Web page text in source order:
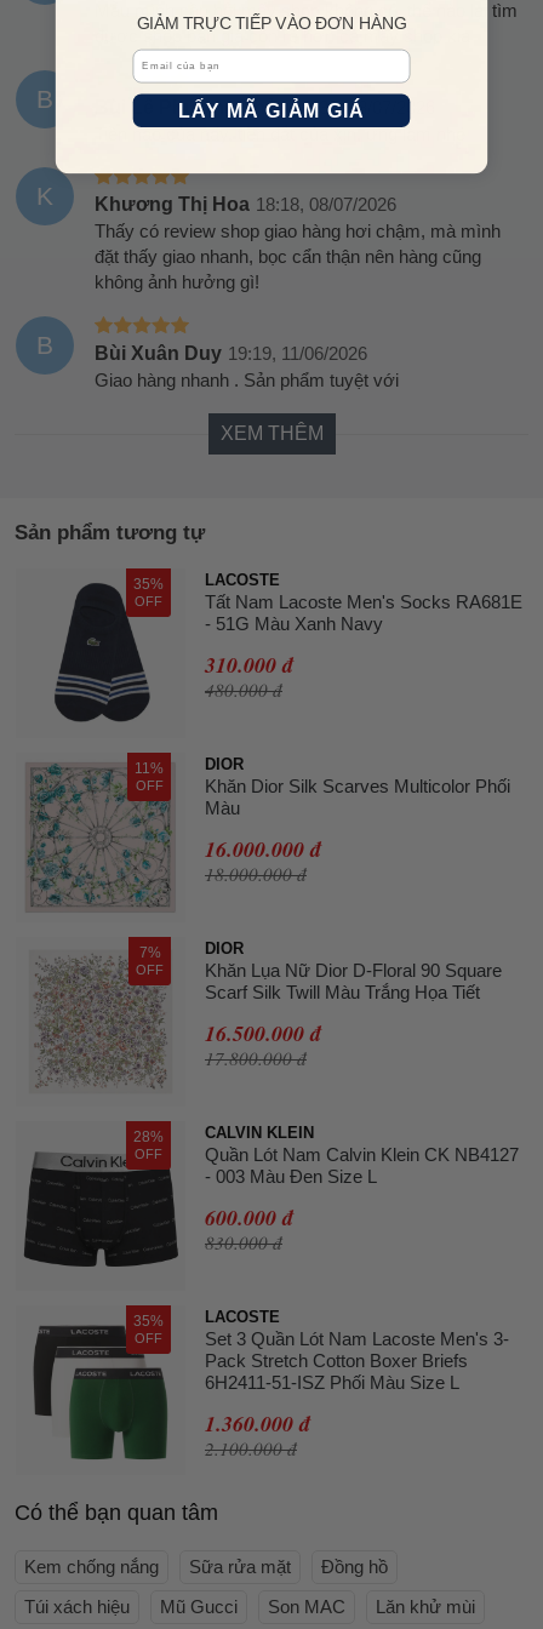
Mẫu mình cần hỏi mấy shop không có, thế nào lại tìm
được shop bán giá còn rẻ hơn cả mấy shop kia
B Bùi Lê Phương Thảo 18:31, 08/07/2026
Tiền nào của nấy, tiền đắt của xịn, ưng lắm nhé
K Khương Thị Hoa 18:18, 08/07/2026
Thấy có review shop giao hàng hơi chậm, mà mình
đặt thấy giao nhanh, bọc cẩn thận nên hàng cũng
không ảnh hưởng gì!
B Bùi Xuân Duy 19:19, 11/06/2026
Giao hàng nhanh . Sản phẩm tuyệt với
XEM THÊM
Sản phẩm tương tự
35%
OFF
LACOSTE
Tất Nam Lacoste Men's Socks RA681E
- 51G Màu Xanh Navy
310.000 đ
480.000 đ
11%
OFF
DIOR
Khăn Dior Silk Scarves Multicolor Phối
Màu
16.000.000 đ
18.000.000 đ
7%
OFF
DIOR
Khăn Lụa Nữ Dior D-Floral 90 Square
Scarf Silk Twill Màu Trắng Họa Tiết
16.500.000 đ
17.800.000 đ
28%
OFF
CALVIN KLEIN
Quần Lót Nam Calvin Klein CK NB4127
- 003 Màu Đen Size L
600.000 đ
830.000 đ
35%
OFF
LACOSTE
Set 3 Quần Lót Nam Lacoste Men's 3-
Pack Stretch Cotton Boxer Briefs
6H2411-51-ISZ Phối Màu Size L
1.360.000 đ
2.100.000 đ
Có thể bạn quan tâm
Kem chống nắng Sữa rửa mặt
Đồng hồ
Túi xách hiệu
Mũ Gucci Son MAC Lăn khử mùi
GIẢM TRỰC TIẾP VÀO ĐƠN HÀNG
Email
LẤY MÃ GIẢM GIÁ